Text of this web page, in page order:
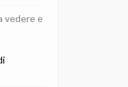
vedere e